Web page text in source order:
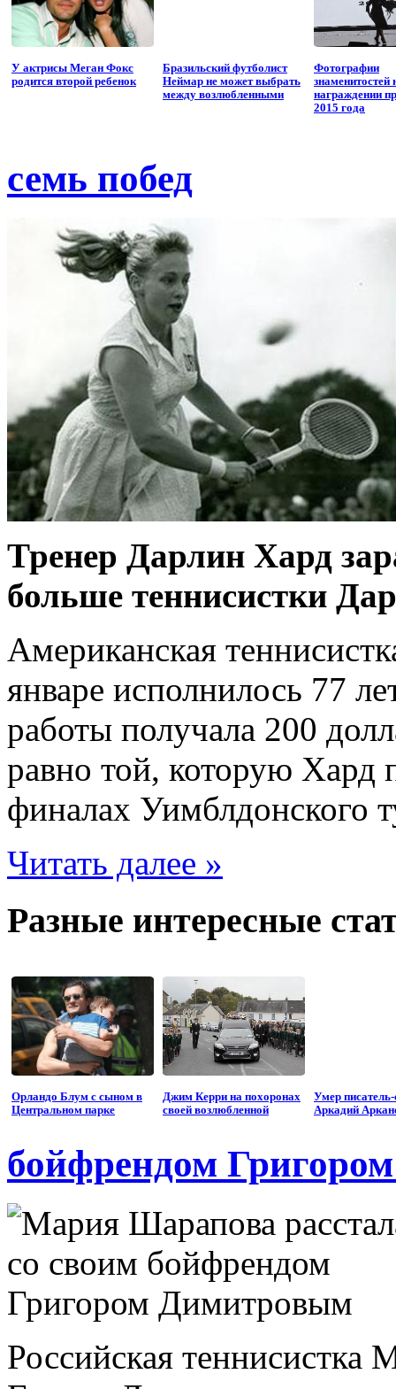
У актрисы Меган Фокс
родится второй ребенок
Бразильский футболист
Неймар не может выбрать
между возлюбленными
Фотографии
знаменитостей
награждении
2015 года
семь побед
Тренер Дарлин Хард
больше теннисистки
Американская
январе исполнилось 77
работы получала 200
равно той, которую Хард
финалах Уимблдонского
Читать далее »
Разные интересные
Орландо Блум с сыном в
Центральном парке
Джим Керри на похоронах
своей возлюбленной
Умер
Аркадий
бойфрендом
Российская